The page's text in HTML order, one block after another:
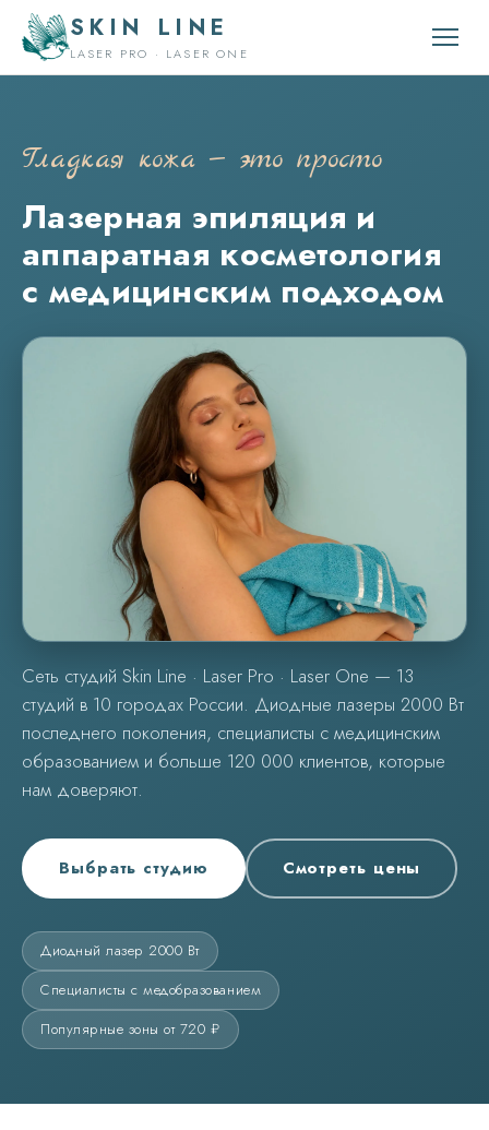
SKIN LINE
LASER PRO · LASER ONE
Гладкая кожа — это просто
Лазерная эпиляция и
аппаратная косметология
с медицинским подходом
Сеть студий Skin Line · Laser Pro · Laser One — 13
студий в 10 городах России. Диодные лазеры 2000 Вт
последнего поколения, специалисты с медицинским
образованием и больше 120 000 клиентов, которые
нам доверяют.
Выбрать студию Смотреть цены
Диодный лазер 2000 Вт
Специалисты с медобразованием
Популярные зоны от 720 ₽